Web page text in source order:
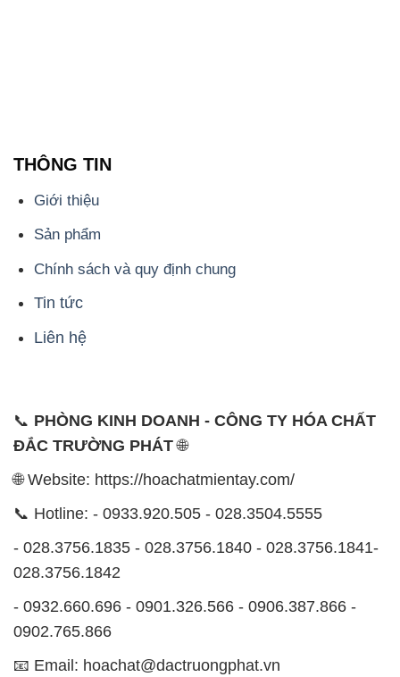
THÔNG TIN
Giới thiệu
Sản phẩm
Chính sách và quy định chung
Tin tức
Liên hệ
📞 PHÒNG KINH DOANH - CÔNG TY HÓA CHẤT
ĐẮC TRƯỜNG PHÁT🌐
🌐 Website: https://hoachatmientay.com/
📞 Hotline: - 0933.920.505 - 028.3504.5555
- 028.3756.1835 - 028.3756.1840 - 028.3756.1841-
028.3756.1842
- 0932.660.696 - 0901.326.566 - 0906.387.866 -
0902.765.866
📧 Email: hoachat@dactruongphat.vn